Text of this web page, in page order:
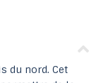
du nord. Cet